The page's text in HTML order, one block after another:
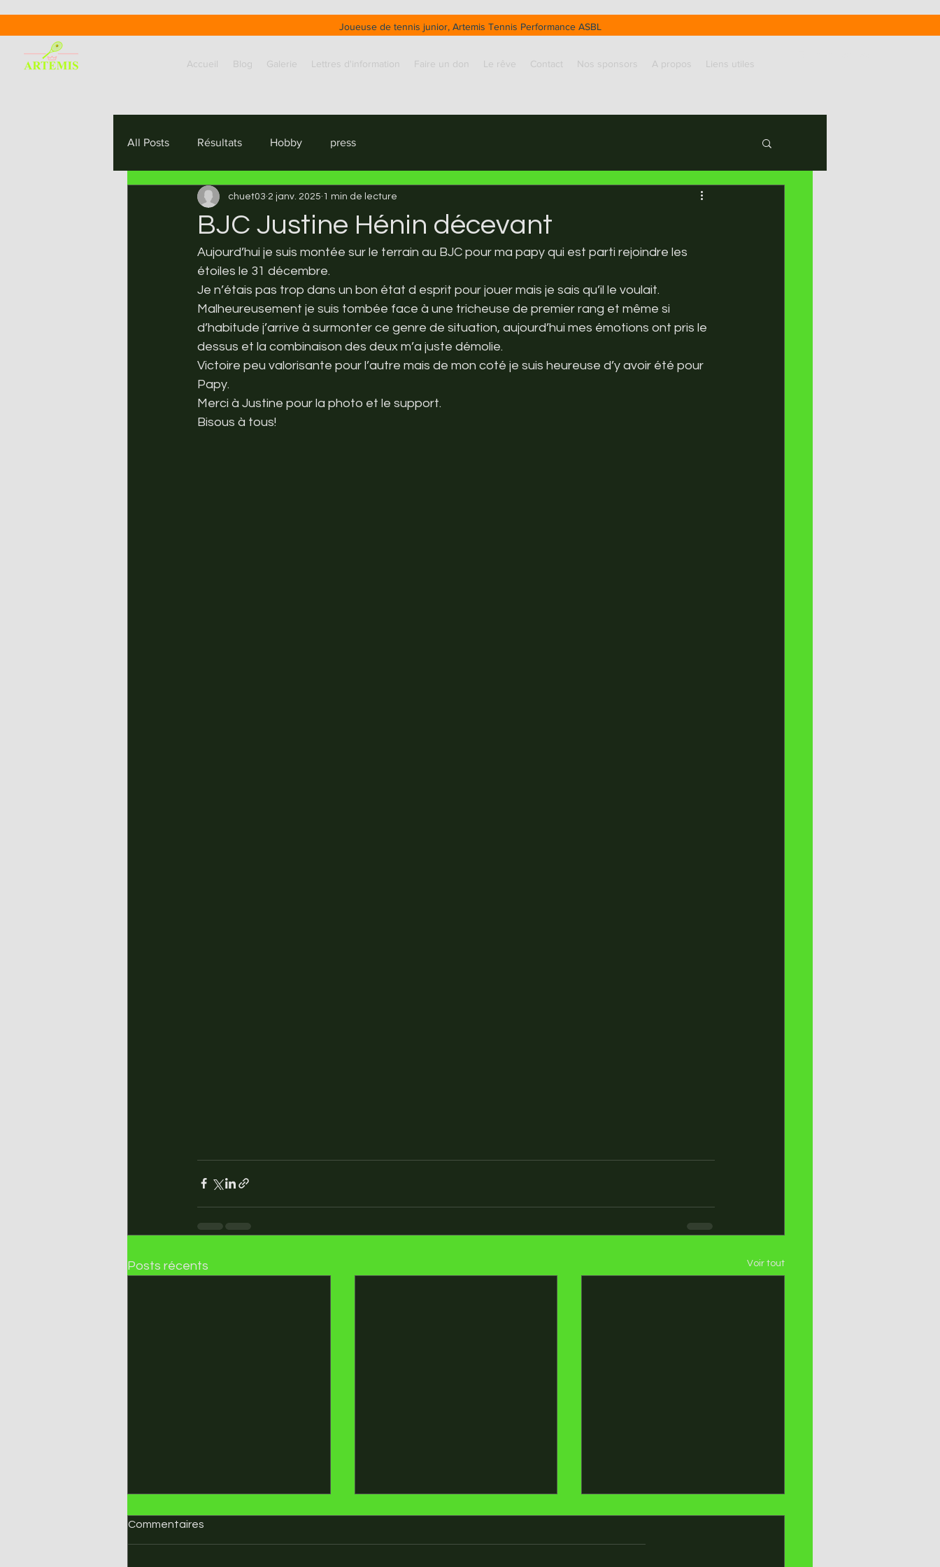
Accueil Blog Galerie Lettres d'information Faire un don Le rêve Contact Nos sponsors A propos Liens utiles
Joueuse de tennis junior, Artemis Tennis Performance ASBL
All Posts Résultats Hobby press
BJC Justine Hénin décevant
chuet03 2 janv. 2025 1 min de lecture
Aujourd’hui je suis montée sur le terrain au BJC pour ma papy qui est parti rejoindre les
étoiles le 31 décembre.
Je n’étais pas trop dans un bon état d esprit pour jouer mais je sais qu’il le voulait.
Malheureusement je suis tombée face à une tricheuse de premier rang et même si
d’habitude j’arrive à surmonter ce genre de situation, aujourd’hui mes émotions ont pris le
dessus et la combinaison des deux m’a juste démolie.
Victoire peu valorisante pour l’autre mais de mon coté je suis heureuse d’y avoir été pour
Papy.
Merci à Justine pour la photo et le support.
Bisous à tous!
Posts récents Voir tout
Commentaires